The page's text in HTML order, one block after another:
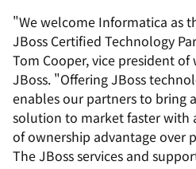
"We welcome Informatica as
JBoss Certified Technology
Tom Cooper, vice president
JBoss. "Offering JBoss
enables our partners to bring
solution to market faster with
of ownership advantage over
The JBoss services and